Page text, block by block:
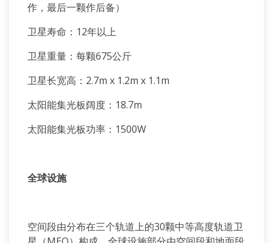
作，最后一颗作后备）
卫星寿命：12年以上
卫星重量：每颗675公斤
卫星长宽高：2.7m x 1.2m x 1.1m
太阳能集光板阔度：18.7m
太阳能集光板功率：1500W
全球设施
空间段由分布在三个轨道上的30颗中等高度轨道卫